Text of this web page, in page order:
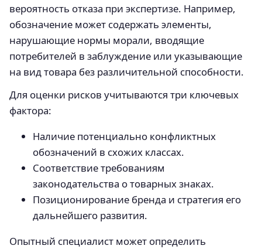
вероятность отказа при экспертизе. Например,
обозначение может содержать элементы,
нарушающие нормы морали, вводящие
потребителей в заблуждение или указывающие
на вид товара без различительной способности.
Для оценки рисков учитываются три ключевых
фактора:
Наличие потенциально конфликтных
обозначений в схожих классах.
Соответствие требованиям
законодательства о товарных знаках.
Позиционирование бренда и стратегия его
дальнейшего развития.
Опытный специалист может определить